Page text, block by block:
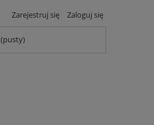
Zarejestruj się Zaloguj się
(pusty)